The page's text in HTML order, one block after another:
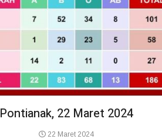
Pontianak, 22 Maret 2024
22 Maret 2024